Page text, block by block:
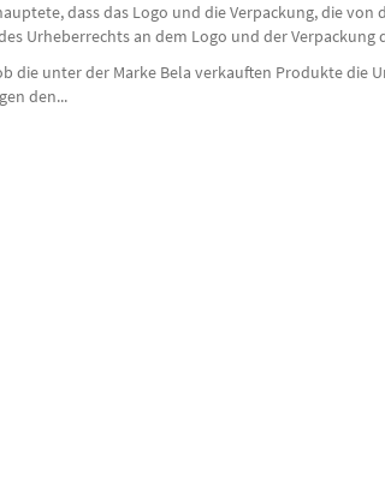
dass das Logo und die Verpackung, die
Urheberrechts an dem Logo und der
die unter der Marke Bela verkauften Produkte die
den...